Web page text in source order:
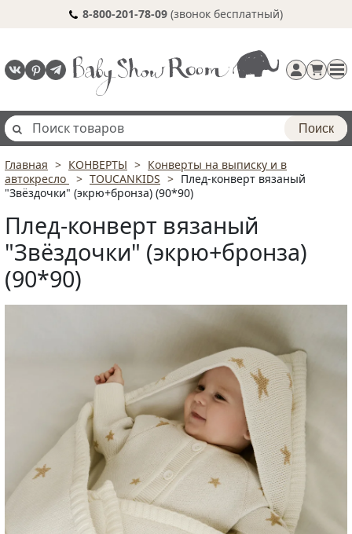
8-800-201-78-09 (звонок бесплатный)
Регистрация
Поиск
Главная КОНВЕРТЫ
Конверты на выписку и в
автокресло
TOUCANKIDS
Плед-конверт вязаный
"Звёздочки" (экрю+бронза) (90*90)
Плед-конверт вязаный
"Звёздочки" (экрю+бронза)
(90*90)